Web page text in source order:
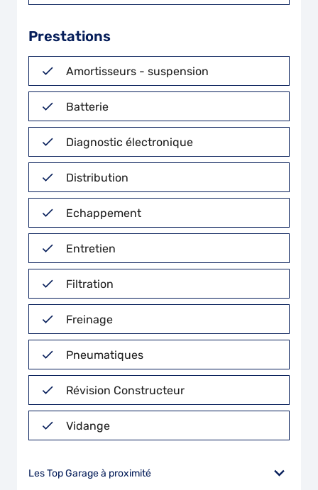
Prestations
Amortisseurs - suspension
Batterie
Diagnostic électronique
Distribution
Echappement
Entretien
Filtration
Freinage
Pneumatiques
Révision Constructeur
Vidange
Les Top Garage à proximité